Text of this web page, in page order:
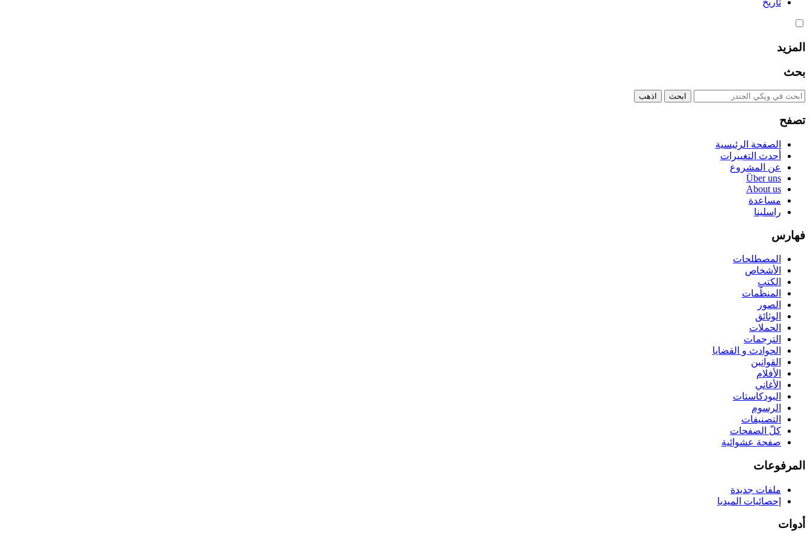
تاريخ
المزيد
بحث
تصفح
الصفحة الرئيسية
أحدث التغييرات
عن المشروع
Über uns
About us
مساعدة
راسلينا
فهارس
المصطلحات
الأشخاص
الكتب
المنظّمات
الصور
الوثائق
الحملات
الترجمات
الحوادث و القضايا
القوانين
الأفلام
الأغاني
البودكاستات
الرسوم
التصنيفات
كلّ الصفحات
صفحة عشوائية
المرفوعات
ملفات جديدة
إحصائيات الميديا
أدوات